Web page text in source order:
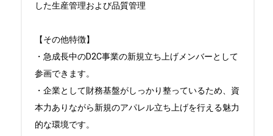
した生産管理および品質管理
【その他特徴】
・急成長中のD2C事業の新規立ち上げメンバーとして
参画できます。
・企業として財務基盤がしっかり整っているため、資
本力ありながら新規のアパレル立ち上げを行える魅力
的な環境です。